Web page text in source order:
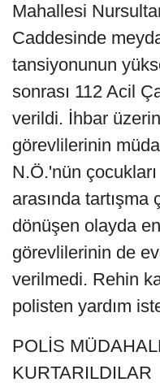
Mahallesi
Caddesinde
tansiyonunun
sonrası 112 Acil
verildi. İhbar
görevlilerinin
N.Ö.'nün
arasında tartışma
dönüşen olayda
görevlilerinin de
verilmedi. Rehin
polisten yardım
POLİS
KURTARILDILAR